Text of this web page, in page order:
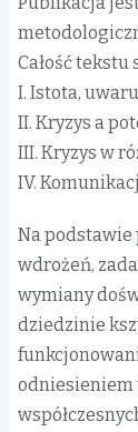
Całość tekstu
I. Istota,
II. Kryzys a
III. Kryzys w
IV.
Na podstawie
wdrożeń,
wymiany
dziedzinie
odniesieniem